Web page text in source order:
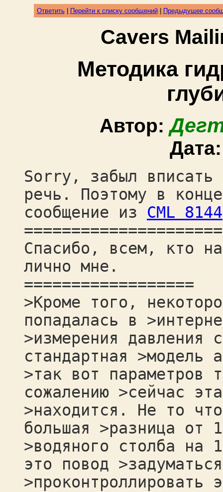
Ответить| Перейти к списку сообщений| Предыдущее
Cavers
Методика
Автор:
Sorry, забыл
речь. Поэтому в
сообщение из CML 8144
Спасибо, всем, кто
лично мне.
==================
>Кроме того,
попадалась в
>измерения давления
стандартная >модель
>так вот параметров
сожалению >сейчас
>находится. Не то
большая >разница от
>водяного столба на
это повод
>проконтроллировать